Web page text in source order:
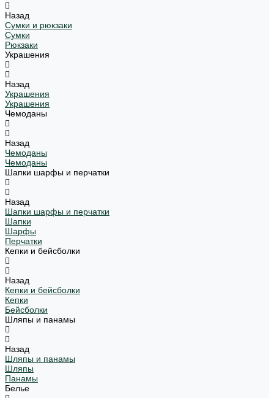
Назад
Сумки и рюкзаки
Сумки
Рюкзаки
Украшения
Назад
Украшения
Украшения
Чемоданы
Назад
Чемоданы
Чемоданы
Шапки шарфы и перчатки
Назад
Шапки шарфы и перчатки
Шапки
Шарфы
Перчатки
Кепки и бейсболки
Назад
Кепки и бейсболки
Кепки
Бейсболки
Шляпы и панамы
Назад
Шляпы и панамы
Шляпы
Панамы
Белье